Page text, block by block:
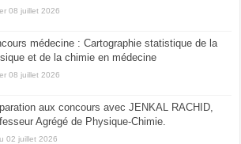
08 juillet 2026
médecine : Cartographie statistique de la
et de la chimie en médecine
08 juillet 2026
aux concours avec JENKAL RACHID,
Agrégé de Physique-Chimie.
02 juillet 2026